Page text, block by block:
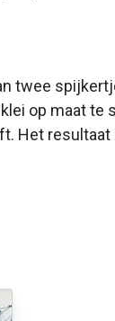
twee
op maat te
Het